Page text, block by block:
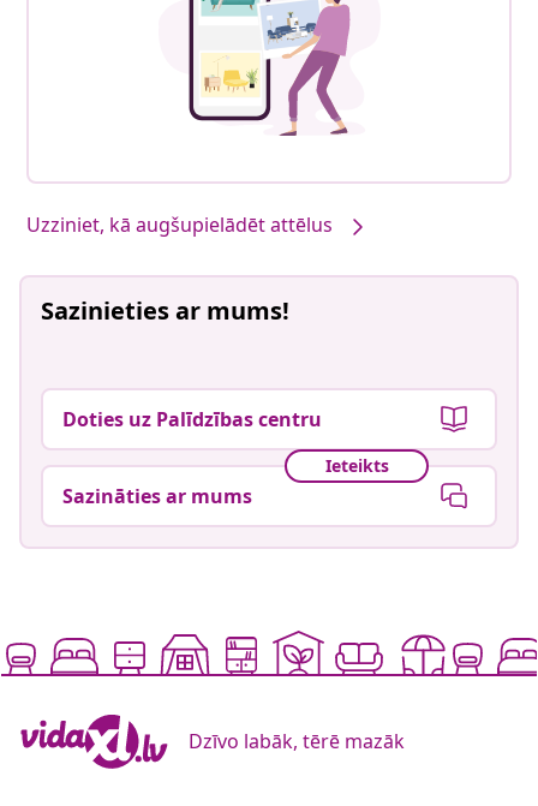
Uzziniet, kā augšupielādēt attēlus
Sazinieties ar mums!
Doties uz Palīdzības centru
Ieteikts
Sazināties ar mums
Dzīvo labāk, tērē mazāk